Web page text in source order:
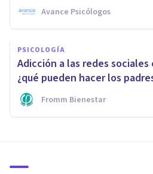
Avance Psicólogos
PSICOLOGÍA
Adicción a las redes
¿qué pueden hacer los
Fromm Bienestar